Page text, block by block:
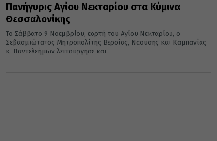
Πανήγυρις Αγίου Νεκταρίου στα Κύμινα
Θεσσαλονίκης
Το Σάββατο 9 Νοεμβρίου, εορτή του Αγίου Νεκταρίου, ο
Σεβασμιώτατος Μητροπολίτης Βεροίας, Ναούσης και Καμπανίας
κ. Παντελεήμων λειτούργησε και...